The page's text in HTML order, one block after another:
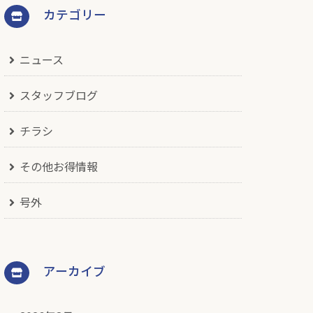
カテゴリー
ニュース
スタッフブログ
チラシ
その他お得情報
号外
アーカイブ